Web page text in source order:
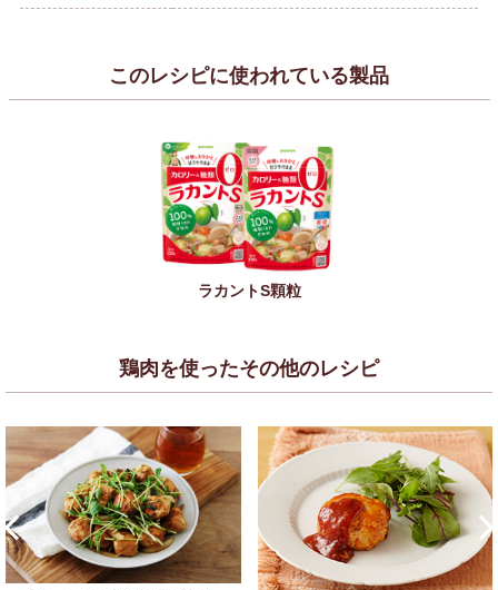
このレシピに使われている製品
ラカントS顆粒
鶏肉を使ったその他のレシピ